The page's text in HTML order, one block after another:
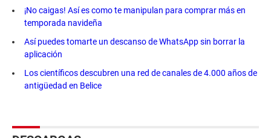
¡No caigas! Así es como te manipulan para comprar más en
temporada navideña
Así puedes tomarte un descanso de WhatsApp sin borrar la
aplicación
Los científicos descubren una red de canales de 4.000 años de
antigüedad en Belice